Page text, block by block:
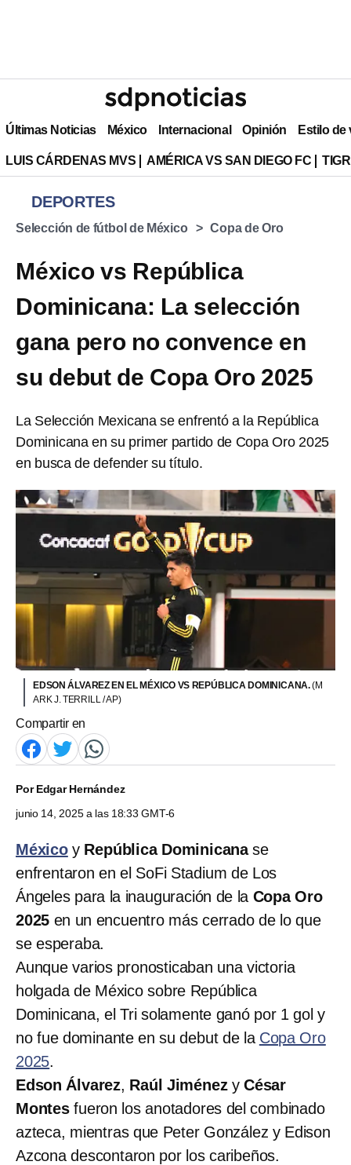
Últimas Noticias México Internacional Opinión Estilo de
LUIS CÁRDENAS MVS AMÉRICA VS SAN DIEGO FC
DEPORTES
Selección de fútbol de México Copa de Oro
México vs República
Dominicana: La selección
gana pero no convence en
su debut de Copa Oro 2025
La Selección Mexicana se enfrentó a la República
Dominicana en su primer partido de Copa Oro 2025
en busca de defender su título.
EDSON ÁLVAREZ EN EL MÉXICO VS REPÚBLICA DOMINICANA.(M
ARK J. TERRILL / AP)
Compartir en
PorEdgar Hernández
junio 14, 2025 a las 18:33 GMT-6
Méxicoy República Dominicanase
enfrentaron en el SoFi Stadium de Los
Ángeles para la inauguración de la Copa Oro
2025 en un encuentro más cerrado de lo que
se esperaba.
Aunque varios pronosticaban una victoria
holgada de México sobre República
Dominicana, el Tri solamente ganó por 1 gol y
no fue dominante en su debut de la Copa Oro
2025.
Edson Álvarez, Raúl JiménezyCésar
Montesfueron los anotadores del combinado
azteca, mientras que Peter González y Edison
Azcona descontaron por los caribeños.